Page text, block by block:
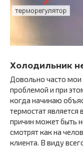
Холодильник
Довольно часто мои
проблемой и при
когда начинаю
термостат является
причин может быть
смотрят как на
клиента. В виду